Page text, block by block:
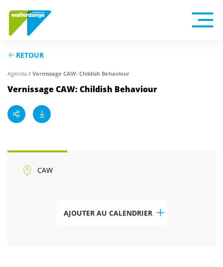
RETOUR
Agenda / Vernissage CAW: Childish Behaviour
Vernissage CAW: Childish Behaviour
CAW
AJOUTER AU CALENDRIER